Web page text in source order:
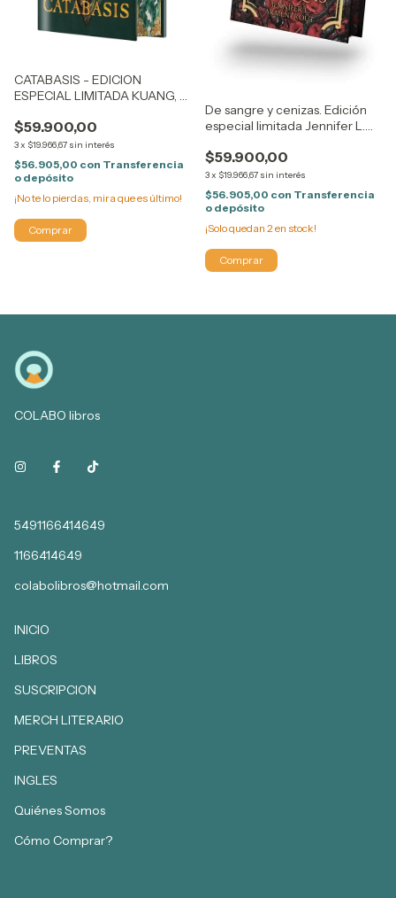
CATABASIS - EDICION
ESPECIAL LIMITADA KUANG, R
$59.900,00
3x $19.966,67 sin interés
$56.905,00 con Transferencia
o depósito
¡No te lo pierdas, mira que es último!
De sangre y cenizas. Edición
especial limitada Jennifer L.
$59.900,00
3x $19.966,67 sin interés
$56.905,00 con Transferencia
o depósito
¡Solo quedan 2en stock!
COLABO libros
5491166414649
1166414649
colabolibros@hotmail.com
INICIO
LIBROS
SUSCRIPCION
MERCH LITERARIO
PREVENTAS
INGLES
Quiénes Somos
Cómo Comprar?